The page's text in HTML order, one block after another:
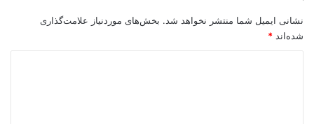
نشانی ایمیل شما منتشر نخواهد شد. بخش‌های موردنیاز علامت‌گذاری
شده‌اند *